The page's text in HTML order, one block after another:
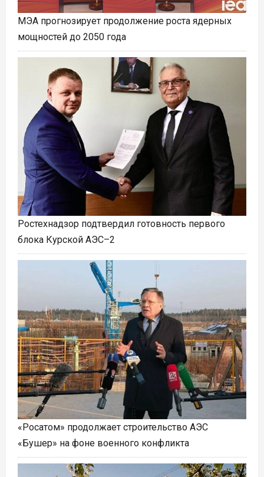
МЭА прогнозирует продолжение роста ядерных
мощностей до 2050 года
Ростехнадзор подтвердил готовность первого
блока Курской АЭС–2
«Росатом» продолжает строительство АЭС
«Бушер» на фоне военного конфликта